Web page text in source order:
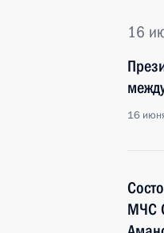
16
16
МЧС